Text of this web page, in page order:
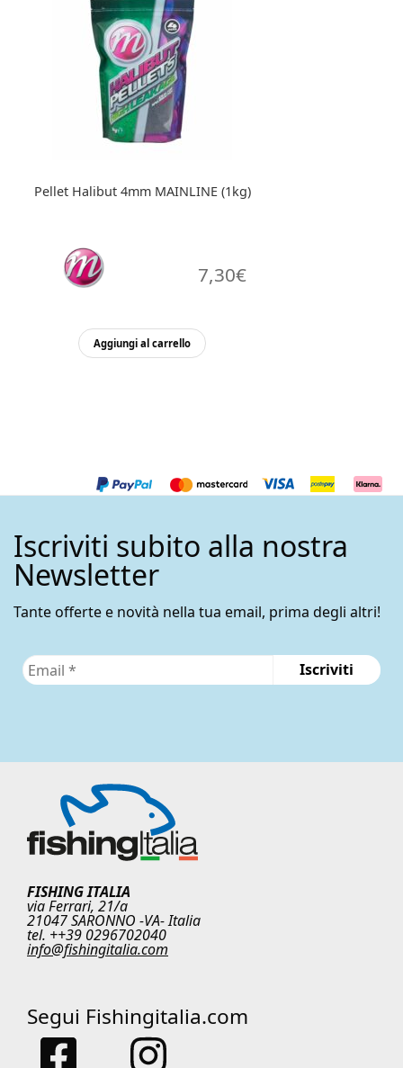
Pellet Halibut 4mm MAINLINE (1kg)
7,30€
Aggiungi al carrello
Iscriviti subito alla nostra
Newsletter
Tante offerte e novità nella tua email, prima degli altri!
FISHING ITALIA
via Ferrari, 21/a
21047 SARONNO -VA- Italia
tel. ++39 0296702040
info@fishingitalia.com
Segui Fishingitalia.com